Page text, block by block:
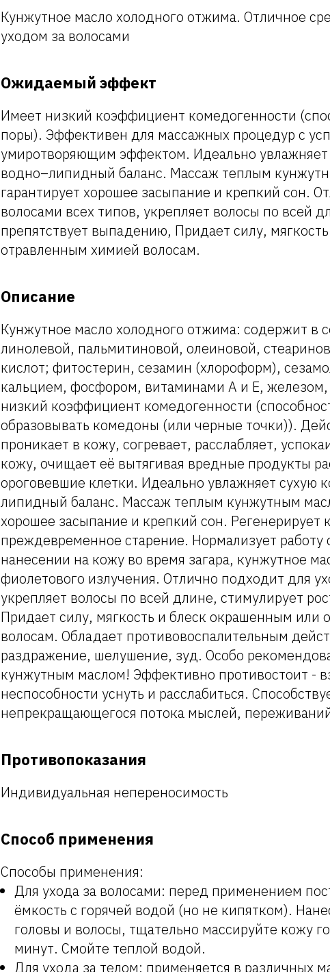
Кунжутное масло холодного отжима. Отличное
уходом за волосами
Ожидаемый эффект
Имеет низкий коэффициент комедогенности
поры). Эффективен для массажных процедур с
умиротворяющим эффектом. Идеально увлажняет
водно–липидный баланс. Массаж теплым
гарантирует хорошее засыпание и крепкий сон.
волосами всех типов, укрепляет волосы по всей
препятствует выпадению, Придает силу,
отравленным химией волосам.
Описание
Кунжутное масло холодного отжима: содержит в
линолевой, пальмитиновой, олеиновой,
кислот; фитостерин, сезамин (хлороформ),
кальцием, фосфором, витаминами А и Е,
низкий коэффициент комедогенности
образовывать комедоны (или черные точки)).
проникает в кожу, согревает, расслабляет,
кожу, очищает её вытягивая вредные продукты
ороговевшие клетки. Идеально увлажняет сухую
липидный баланс. Массаж теплым кунжутным
хорошее засыпание и крепкий сон.
преждевременное старение. Нормализует работу
нанесении на кожу во время загара, кунжутное
фиолетового излучения. Отлично подходит для
укрепляет волосы по всей длине, стимулирует
Придает силу, мягкость и блеск окрашенным или
волосам. Обладает противовоспалительным
раздражение, шелушение, зуд. Особо
кунжутным маслом! Эффективно противостоит -
неспособности уснуть и расслабиться.
непрекращающегося потока мыслей,
Противопоказания
Индивидуальная непереносимость
Способ применения
Способы применения:
Для ухода за волосами: перед применением
ёмкость с горячей водой (но не кипятком).
головы и волосы, тщательно массируйте кожу
минут. Смойте теплой водой.
Для ухода за телом: применяется в различных